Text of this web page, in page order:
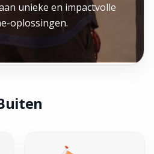
unieke en impactvolle
oplossingen.